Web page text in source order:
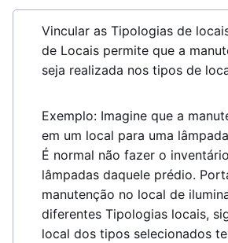
Vincular as Tipologias de
de Locais permite que a
seja realizada nos tipos de
Exemplo: Imagine que a
em um local para uma
É normal não fazer o
lâmpadas daquele prédio.
manutenção no local de
diferentes Tipologias locais,
local dos tipos selecionados